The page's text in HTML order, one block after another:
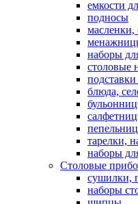
емкости
подносы
наборы
столовые
блюда,
тарелки,
наборы
Столовые
сушилки,
наборы